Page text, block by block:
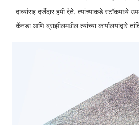
दाव्यांसह दर्जेदार हमी देते. त्यांच्याकडे स्टॉकमध्ये
कॅनडा आणि ब्राझीलमधील त्यांच्या कार्यालयांद्वारे